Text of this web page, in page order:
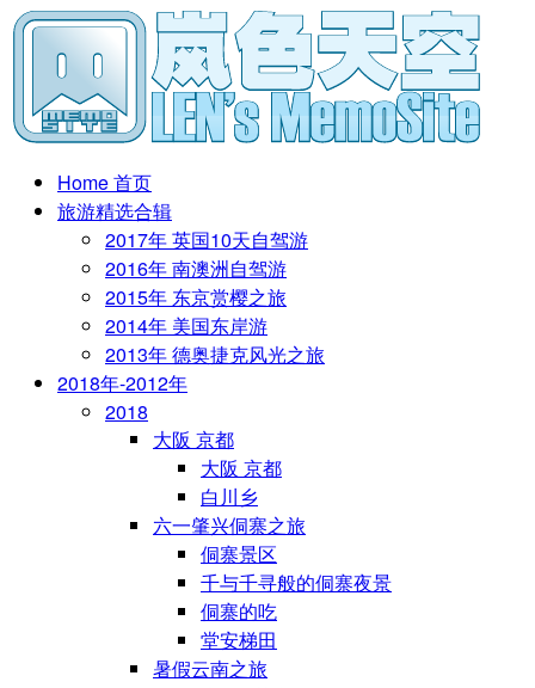
Home 首页
旅游精选合辑
2017年 英国10天自驾游
2016年 南澳洲自驾游
2015年 东京赏樱之旅
2014年 美国东岸游
2013年 德奥捷克风光之旅
2018年-2012年
2018
大阪 京都
大阪 京都
白川乡
六一肇兴侗寨之旅
侗寨景区
千与千寻般的侗寨夜景
侗寨的吃
堂安梯田
暑假云南之旅